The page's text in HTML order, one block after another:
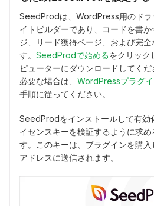
SeedProdは、WordPress用のドラ
イトビルダーであり、コードを書
ジ、リード獲得ページ、および完
す。 SeedProdで始めるをクリック
ピューターにダウンロードしてく
必要な場合は、 WordPressプラグ
手順に従ってください。
SeedProdをインストールして有
イセンスキーを検証するように求
す。このキーは、プラグインを購
アドレスに送信されます。